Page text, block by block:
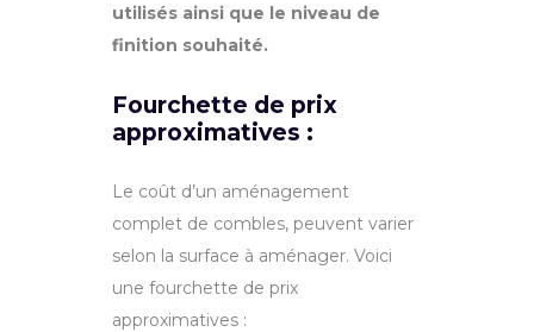
utilisés ainsi que le niveau de
finition souhaité.
Fourchette de prix
approximatives :
Le coût d’un aménagement
complet de combles, peuvent varier
selon la surface à aménager. Voici
une fourchette de prix
approximatives :